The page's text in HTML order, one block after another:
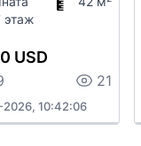
этаж
USD
21
10:42:06